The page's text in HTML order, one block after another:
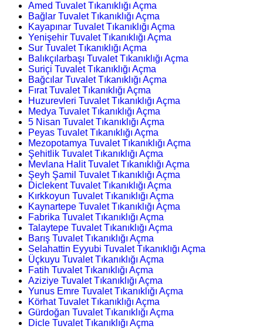
Amed Tuvalet Tıkanıklığı Açma
Bağlar Tuvalet Tıkanıklığı Açma
Kayapınar Tuvalet Tıkanıklığı Açma
Yenişehir Tuvalet Tıkanıklığı Açma
Sur Tuvalet Tıkanıklığı Açma
Balıkçılarbaşı Tuvalet Tıkanıklığı Açma
Suriçi Tuvalet Tıkanıklığı Açma
Bağcılar Tuvalet Tıkanıklığı Açma
Fırat Tuvalet Tıkanıklığı Açma
Huzurevleri Tuvalet Tıkanıklığı Açma
Medya Tuvalet Tıkanıklığı Açma
5 Nisan Tuvalet Tıkanıklığı Açma
Peyas Tuvalet Tıkanıklığı Açma
Mezopotamya Tuvalet Tıkanıklığı Açma
Şehitlik Tuvalet Tıkanıklığı Açma
Mevlana Halit Tuvalet Tıkanıklığı Açma
Şeyh Şamil Tuvalet Tıkanıklığı Açma
Diclekent Tuvalet Tıkanıklığı Açma
Kırkkoyun Tuvalet Tıkanıklığı Açma
Kaynartepe Tuvalet Tıkanıklığı Açma
Fabrika Tuvalet Tıkanıklığı Açma
Talaytepe Tuvalet Tıkanıklığı Açma
Barış Tuvalet Tıkanıklığı Açma
Selahattin Eyyubi Tuvalet Tıkanıklığı Açma
Üçkuyu Tuvalet Tıkanıklığı Açma
Fatih Tuvalet Tıkanıklığı Açma
Aziziye Tuvalet Tıkanıklığı Açma
Yunus Emre Tuvalet Tıkanıklığı Açma
Körhat Tuvalet Tıkanıklığı Açma
Gürdoğan Tuvalet Tıkanıklığı Açma
Dicle Tuvalet Tıkanıklığı Açma